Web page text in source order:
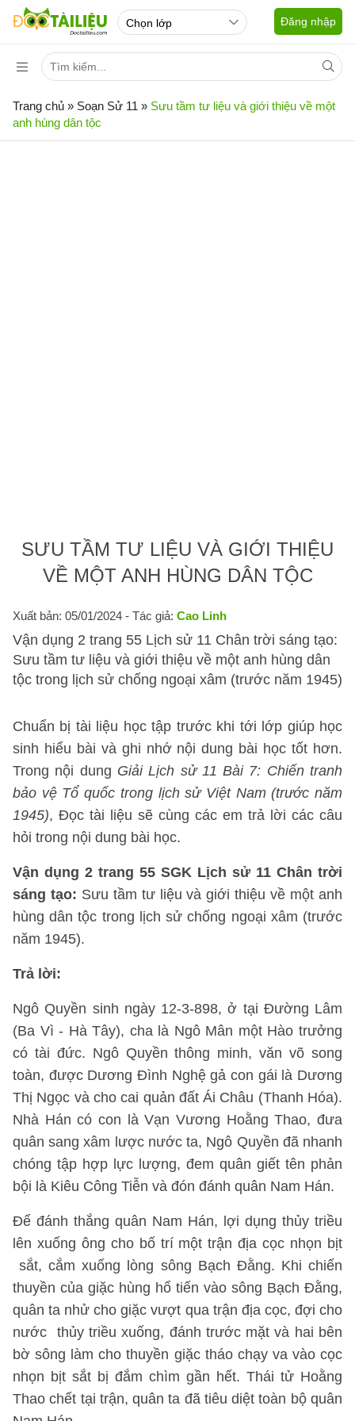
Đăng nhập
Trang chủ » Soạn Sử 11 » Sưu tầm tư liệu và giới thiệu về một
anh hùng dân tộc
SƯU TẦM TƯ LIỆU VÀ GIỚI THIỆU
VỀ MỘT ANH HÙNG DÂN TỘC
Xuất bản: 05/01/2024 - Tác giả: Cao Linh
Vận dụng 2 trang 55 Lịch sử 11 Chân trời sáng tạo:
Sưu tầm tư liệu và giới thiệu về một anh hùng dân
tộc trong lịch sử chống ngoại xâm (trước năm 1945)
Chuẩn bị tài liệu học tập trước khi tới lớp giúp học
sinh hiểu bài và ghi nhớ nội dung bài học tốt hơn.
Trong nội dung Giải Lịch sử 11 Bài 7: Chiến tranh
bảo vệ Tổ quốc trong lịch sử Việt Nam (trước năm
1945), Đọc tài liệu sẽ cùng các em trả lời các câu
hỏi trong nội dung bài học.
Vận dụng 2 trang 55 SGK Lịch sử 11 Chân trời
sáng tạo: Sưu tầm tư liệu và giới thiệu về một anh
hùng dân tộc trong lịch sử chống ngoại xâm (trước
năm 1945).
Trả lời:
Ngô Quyền sinh ngày 12-3-898, ở tại Đường Lâm
(Ba Vì - Hà Tây), cha là Ngô Mân một Hào trưởng
có tài đức. Ngô Quyền thông minh, văn võ song
toàn, được Dương Đình Nghệ gả con gái là Dương
Thị Ngọc và cho cai quản đất Ái Châu (Thanh Hóa).
Nhà Hán có con là Vạn Vương Hoằng Thao, đưa
quân sang xâm lược nước ta, Ngô Quyền đã nhanh
chóng tập hợp lực lượng, đem quân giết tên phản
bội là Kiêu Công Tiễn và đón đánh quân Nam Hán.
Để đánh thắng quân Nam Hán, lợi dụng thủy triều
lên xuống ông cho bố trí một trận địa cọc nhọn bịt
sắt, cắm xuống lòng sông Bạch Đằng. Khi chiến
thuyền của giặc hùng hổ tiến vào sông Bạch Đằng,
quân ta nhử cho giặc vượt qua trận địa cọc, đợi cho
nước thủy triều xuống, đánh trước mặt và hai bên
bờ sông làm cho thuyền giặc tháo chạy va vào cọc
nhọn bịt sắt bị đắm chìm gần hết. Thái tử Hoằng
Thao chết tại trận, quân ta đã tiêu diệt toàn bộ quân